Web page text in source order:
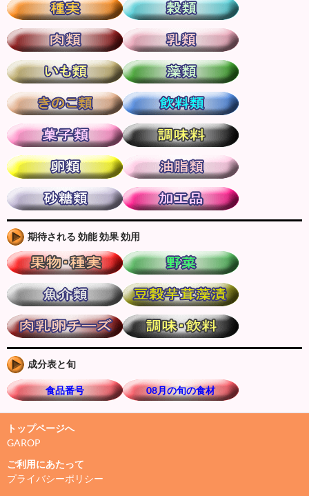
期待される 効能 効果 効用
成分表と旬
食品番号 08月の旬の食材
トップページへ
GAROP
ご利用にあたって
プライバシーポリシー